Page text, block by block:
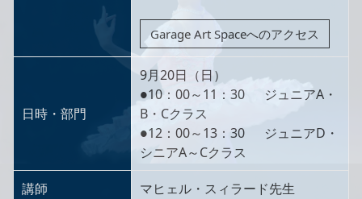
Garage Art Spaceへのアクセス
日時・部門
9月20日（日）
●10：00～11：30 ジュニアA・
B・Cクラス
●12：00～13：30 ジュニアD・
シニアA～Cクラス
講師 マヒェル・スィラード先生